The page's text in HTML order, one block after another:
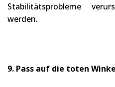
Stabilitätsprobleme
werden.
9. Pass auf die toten